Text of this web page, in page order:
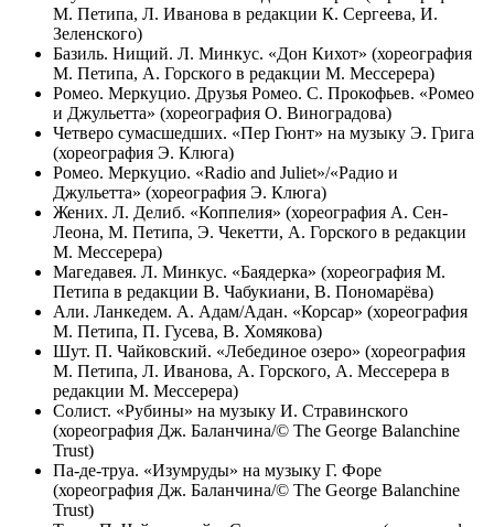
М. Петипа, Л. Иванова в редакции К. Сергеева, И.
Зеленского)
Базиль. Нищий. Л. Минкус. «Дон Кихот» (хореография
М. Петипа, А. Горского в редакции М. Мессерера)
Ромео. Меркуцио. Друзья Ромео. С. Прокофьев. «Ромео
и Джульетта» (хореография О. Виноградова)
Четверо сумасшедших. «Пер Гюнт» на музыку Э. Грига
(хореография Э. Клюга)
Ромео. Меркуцио. «Radio and Juliet»/«Радио и
Джульетта» (хореография Э. Клюга)
Жених. Л. Делиб. «Коппелия» (хореография А. Сен-
Леона, М. Петипа, Э. Чекетти, А. Горского в редакции
М. Мессерера)
Магедавея. Л. Минкус. «Баядерка» (хореография М.
Петипа в редакции В. Чабукиани, В. Пономарёва)
Али. Ланкедем. А. Адам/Адан. «Корсар» (хореография
М. Петипа, П. Гусева, В. Хомякова)
Шут. П. Чайковский. «Лебединое озеро» (хореография
М. Петипа, Л. Иванова, А. Горского, А. Мессерера в
редакции М. Мессерера)
Солист. «Рубины» на музыку И. Стравинского
(хореография Дж. Баланчина/© The George Balanchine
Trust)
Па-де-труа. «Изумруды» на музыку Г. Форе
(хореография Дж. Баланчина/© The George Balanchine
Trust)